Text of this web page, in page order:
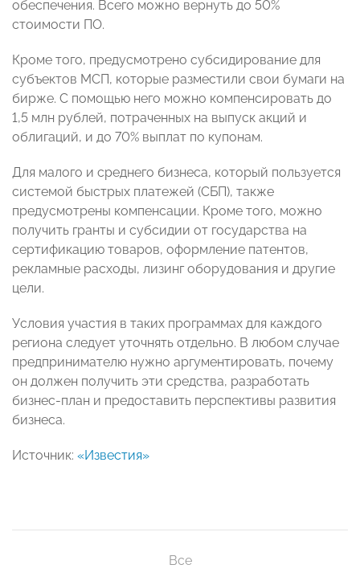
обеспечения. Всего можно вернуть до 50%
стоимости ПО.
Кроме того, предусмотрено субсидирование для
субъектов МСП, которые разместили свои бумаги на
бирже. С помощью него можно компенсировать до
1,5 млн рублей, потраченных на выпуск акций и
облигаций, и до 70% выплат по купонам.
Для малого и среднего бизнеса, который пользуется
системой быстрых платежей (СБП), также
предусмотрены компенсации. Кроме того, можно
получить гранты и субсидии от государства на
сертификацию товаров, оформление патентов,
рекламные расходы, лизинг оборудования и другие
цели.
Условия участия в таких программах для каждого
региона следует уточнять отдельно. В любом случае
предпринимателю нужно аргументировать, почему
он должен получить эти средства, разработать
бизнес-план и предоставить перспективы развития
бизнеса.
Источник: «Известия»
Все